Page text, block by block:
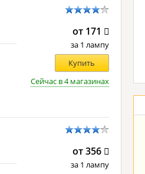
от 171
за 1 лампу
Купить
Сейчас в 4 магазинах
от 356
за 1 лампу